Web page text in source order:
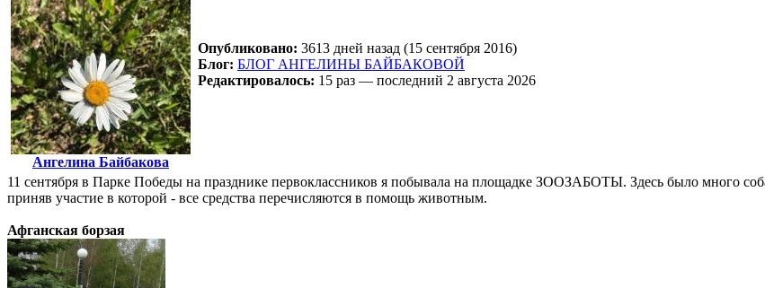
Ангелина Байбакова
Опубликовано: 3613 дней назад (15 сентября 2016)
Блог: БЛОГ АНГЕЛИНЫ БАЙБАКОВОЙ
Редактировалось: 15 раз — последний 2 августа 2026
11 сентября в Парке Победы на празднике первоклассников я побывала на площадке ЗООЗАБОТЫ. Здесь было много
приняв участие в которой - все средства перечисляются в помощь животным.
Афганская борзая